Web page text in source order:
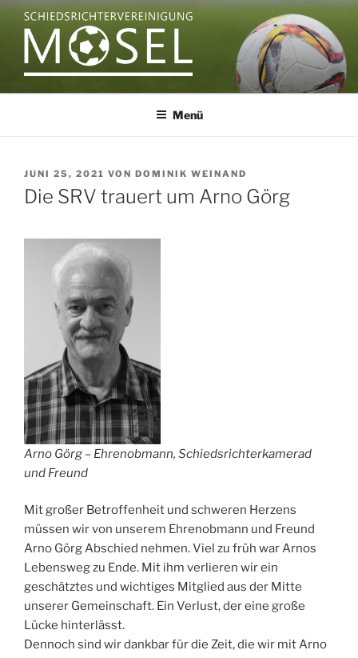
Zum
Inhalt
springen
Menü
VERÖFFENTLICHT
AM
JUNI 25, 2021 VON DOMINIK WEINAND
Die SRV trauert um Arno Görg
Arno Görg – Ehrenobmann, Schiedsrichterkamerad
und Freund
Mit großer Betroffenheit und schweren Herzens
müssen wir von unserem Ehrenobmann und Freund
Arno Görg Abschied nehmen. Viel zu früh war Arnos
Lebensweg zu Ende. Mit ihm verlieren wir ein
geschätztes und wichtiges Mitglied aus der Mitte
unserer Gemeinschaft. Ein Verlust, der eine große
Lücke hinterlässt.
Dennoch sind wir dankbar für die Zeit, die wir mit Arno